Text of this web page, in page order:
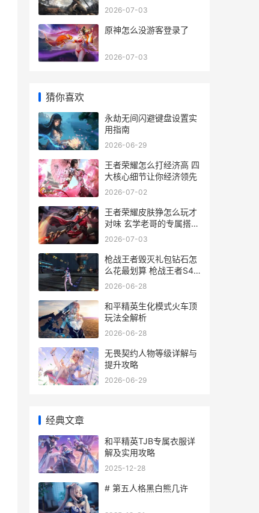
人机制
2026-07-03
原神怎么没游客登录了
2026-07-03
猜你喜欢
永劫无间闪避键盘设置实
用指南
2026-06-29
王者荣耀怎么打经济高 四
大核心细节让你经济领先
2026-07-02
王者荣耀皮肤狰怎么玩才
对味 玄学老哥的专属搭配
心得
2026-07-03
枪战王者毁灭礼包钻石怎
么花最划算 枪战王者S44
新手必看攻略
2026-06-28
和平精英生化模式火车顶
玩法全解析
2026-06-28
无畏契约人物等级详解与
提升攻略
2026-06-29
经典文章
和平精英TJB专属衣服详
解及实用攻略
2025-12-28
# 第五人格黑白熊几许